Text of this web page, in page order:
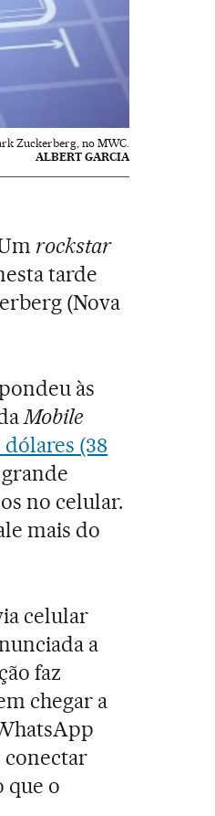
Zuckerberg, no MWC.
ALBERT GARCIA
rockstar
tarde
(Nova
às
Mobile
dólares (38
grande
no celular.
mais do
celular
a
faz
chegar a
conectar
que o